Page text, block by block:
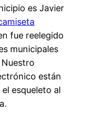
es Javier
fue reelegido
municipales
están
esqueleto al